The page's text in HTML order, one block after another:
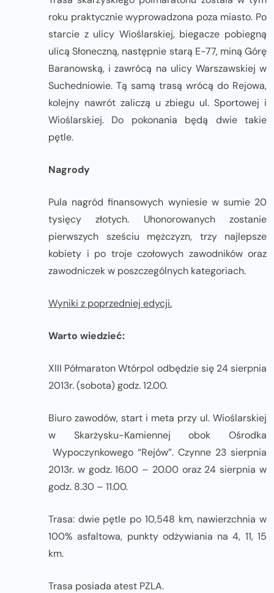
roku praktycznie wyprowadzona poza miasto. Po
starcie z ulicy Wioślarskiej, biegacze pobiegną
ulicą Słoneczną, następnie starą E-77, miną Górę
Baranowską, i zawrócą na ulicy Warszawskiej w
Suchedniowie. Tą samą trasą wrócą do Rejowa,
kolejny nawrót zaliczą u zbiegu ul. Sportowej i
Wioślarskiej. Do pokonania będą dwie takie
pętle.
Nagrody
Pula nagród finansowych wyniesie w sumie 20
tysięcy złotych. Uhonorowanych zostanie
pierwszych sześciu mężczyzn, trzy najlepsze
kobiety i po troje czołowych zawodników oraz
zawodniczek w poszczególnych kategoriach.
Wyniki z poprzedniej edycji.
Warto wiedzieć:
XIII Półmaraton Wtórpol odbędzie się 24 sierpnia
2013r. (sobota) godz. 12.00.
Biuro zawodów, start i meta przy ul. Wioślarskiej
w Skarżysku-Kamiennej obok Ośrodka
Wypoczynkowego “Rejów”. Czynne 23 sierpnia
2013r. w godz. 16.00 – 20.00 oraz 24 sierpnia w
godz. 8.30 – 11.00.
Trasa: dwie pętle po 10,548 km, nawierzchnia w
100% asfaltowa, punkty odżywiania na 4, 11, 15
km.
Trasa posiada atest PZLA.